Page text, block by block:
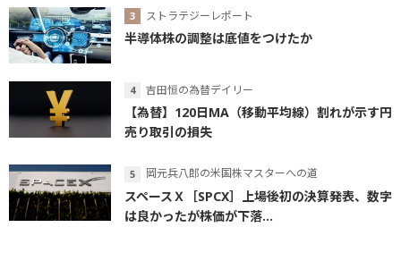
ストラテジーレポート
半導体株の調整は底値をつけたか
吉田恒の為替デイリー
【為替】120日MA（移動平均線）割れが示す円
売り取引の損失
岡元兵八郎の米国株マスターへの道
スペースＸ［SPCX］上場後初の決算発表、数字
は良かったが株価が下落...